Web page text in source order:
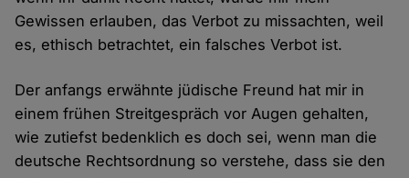
Gewissen erlauben, das Verbot zu missachten, weil
es, ethisch betrachtet, ein falsches Verbot ist.
Der anfangs erwähnte jüdische Freund hat mir in
einem frühen Streitgespräch vor Augen gehalten,
wie zutiefst bedenklich es doch sei, wenn man die
deutsche Rechtsordnung so verstehe, dass sie den